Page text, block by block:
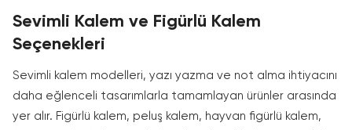
Sevimli Kalem ve Figürlü Kalem
Seçenekleri
Sevimli kalem modelleri, yazı yazma ve not alma ihtiyacını
daha eğlenceli tasarımlarla tamamlayan ürünler arasında
yer alır. Figürlü kalem, peluş kalem, hayvan figürlü kalem,